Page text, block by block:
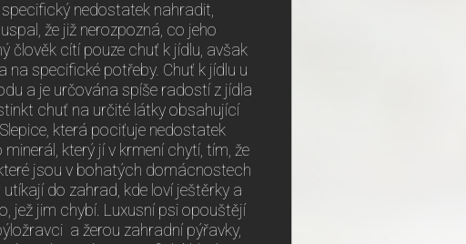
nedostatek nahradit,
že již nerozpozná, co jeho
člověk cítí pouze chuť k jídlu, avšak
na specifické potřeby. Chuť k jídlu u
a je určována spíše radostí z jídla
chuť na určité látky obsahující
která pociťuje nedostatek
který jí v krmení chytí, tím, že
jsou v bohatých domácnostech
do zahrad, kde loví ještěrky a
jež jim chybí. Luxusní psi opouštějí
a žerou zahradní pýřavky,